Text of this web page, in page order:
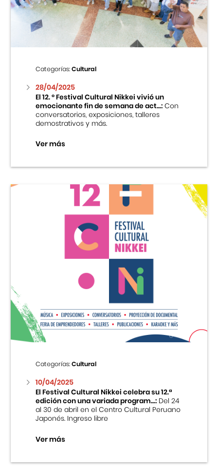
Centro Cultural Peruano Japonés
Museo de la Inmigración Japonesa
Fondo Editorial
Teatro Peruano Japonés
Categorías:Cultural
28/04/2025
El 12. ° Festival Cultural Nikkei vivió un
emocionante fin de semana de act...:Con
conversatorios, exposiciones, talleres
demostrativos y más.
Ver más
Categorías:Cultural
10/04/2025
El Festival Cultural Nikkei celebra su 12.ª
edición con una variada program...:Del 24
al 30 de abril en el Centro Cultural Peruano
Japonés. Ingreso libre
Ver más